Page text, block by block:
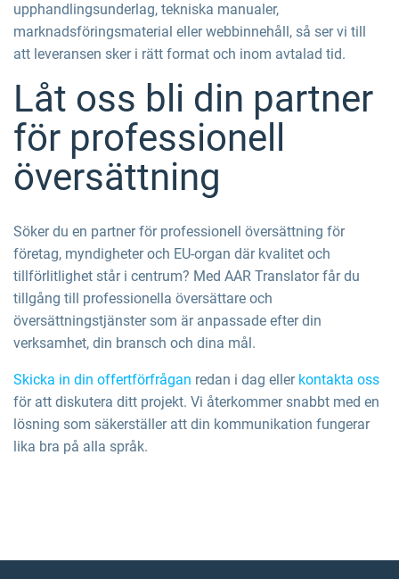
upphandlingsunderlag, tekniska manualer,
marknadsföringsmaterial eller webbinnehåll, så ser vi till
att leveransen sker i rätt format och inom avtalad tid.
Låt oss bli din partner
för professionell
översättning
Söker du en partner för professionell översättning för
företag, myndigheter och EU-organ där kvalitet och
tillförlitlighet står i centrum? Med AAR Translator får du
tillgång till professionella översättare och
översättningstjänster som är anpassade efter din
verksamhet, din bransch och dina mål.
Skicka in din offertförfrågan redan i dag eller kontakta oss
för att diskutera ditt projekt. Vi återkommer snabbt med en
lösning som säkerställer att din kommunikation fungerar
lika bra på alla språk.